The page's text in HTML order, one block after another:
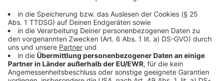
angekommen seien. Konkret bemängelte er die
fehlende Abschaffung der Bonpflicht, des
Sonntagsbackverbots für Bäcker sowie die
Stromsteuersenkung, die vor allem Großunternehmen
zugutekommt. „Wir brauchen eine grundsätzliche
Agenda für Wachstum, die den Mittelstand ins